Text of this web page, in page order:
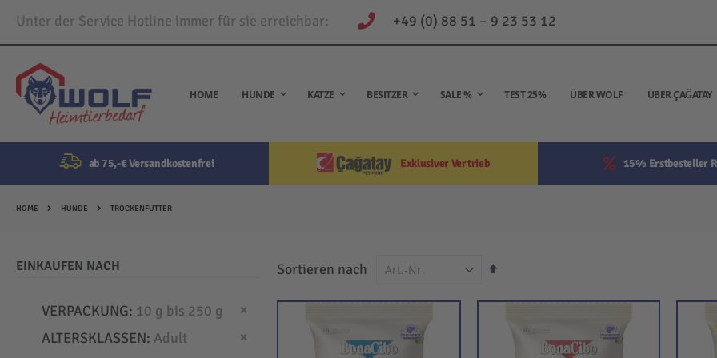
Unter der Service Hotline immer für sie erreichbar: +49 (0) 88 51 – 9 23 53 12
Direkt
zum
Inhalt
HOME HUNDE KATZE BESITZER SALE % TEST 25% ÜBER WOLF ÜBER ÇAĞATAY
ab 75,-€ Versandkostenfrei Exklusiver Vertrieb 15% Erstbesteller
HOME HUNDE TROCKENFUTTER
Sortieren nach
In
EINKAUFEN NACH
VERPACKUNG 10 g bis 250 g
ALTERSKLASSEN Adult
Dies entfernen